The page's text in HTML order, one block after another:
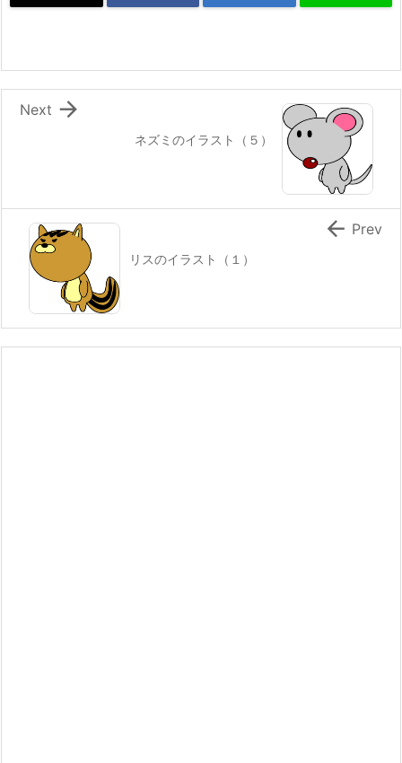
ネズミのイラスト（５）

Next
リスのイラスト（１）
 Prev